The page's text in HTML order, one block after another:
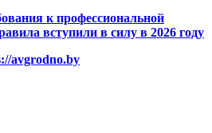
к профессиональной
вступили в силу в 2026 году
avgrodno.by